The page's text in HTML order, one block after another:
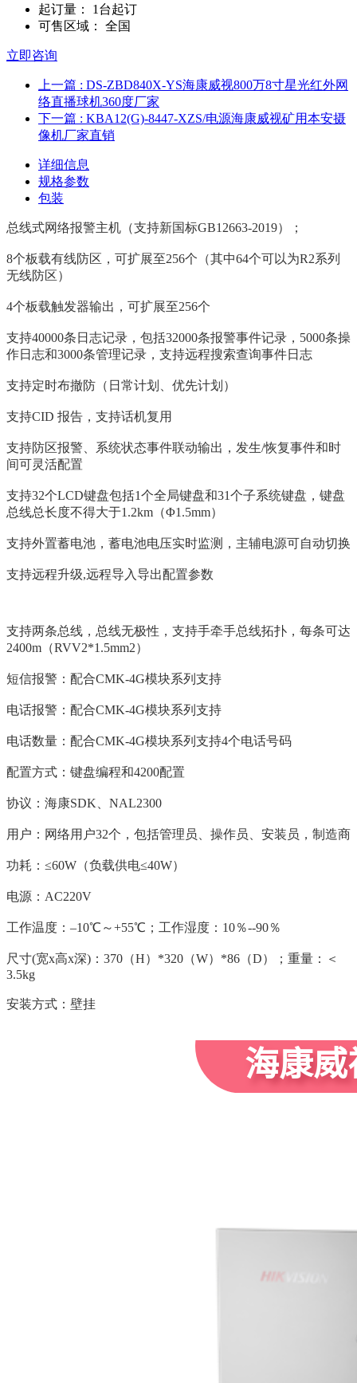
起订量：
1台起订
可售区域：
全国
立即咨询
上一篇 : DS-ZBD840X-YS海康威视800万8寸星光红外网
络直播球机360度厂家
下一篇 : KBA12(G)-8447-XZS/电源海康威视矿用本安摄
像机厂家直销
详细信息
规格参数
包装
总线式网络报警主机（支持新国标GB12663-2019）；
8个板载有线防区，可扩展至256个（其中64个可以为R2系列
无线防区）
4个板载触发器输出，可扩展至256个
支持40000条日志记录，包括32000条报警事件记录，5000条操
作日志和3000条管理记录，支持远程搜索查询事件日志
支持定时布撤防（日常计划、优先计划）
支持CID 报告，支持话机复用
支持防区报警、系统状态事件联动输出，发生/恢复事件和时
间可灵活配置
支持32个LCD键盘包括1个全局键盘和31个子系统键盘，键盘
总线总长度不得大于1.2km（Φ1.5mm）
支持外置蓄电池，蓄电池电压实时监测，主辅电源可自动切换
支持远程升级,远程导入导出配置参数
支持两条总线，总线无极性，支持手牵手总线拓扑，每条可达
2400m（RVV2*1.5mm2）
短信报警：配合CMK-4G模块系列支持
电话报警：配合CMK-4G模块系列支持
电话数量：配合CMK-4G模块系列支持4个电话号码
配置方式：键盘编程和4200配置
协议：海康SDK、NAL2300
用户：网络用户32个，包括管理员、操作员、安装员，制造商
功耗：≤60W（负载供电≤40W）
电源：AC220V
工作温度：–10℃～+55℃；工作湿度：10％--90％
尺寸(宽x高x深)：370（H）*320（W）*86（D）；重量：＜
3.5kg
安装方式：壁挂